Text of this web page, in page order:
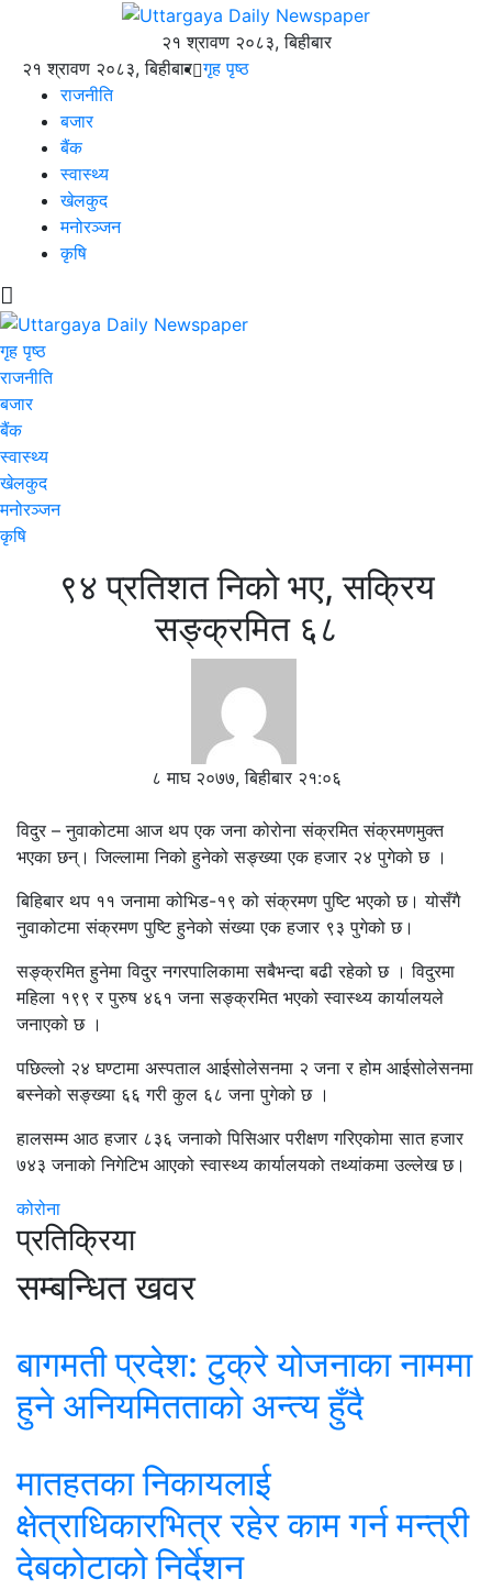
२१ श्रावण २०८३, बिहीबार
२१ श्रावण २०८३, बिहीबार गृह पृष्ठ
राजनीति
बजार
बैंक
स्वास्थ्य
खेलकुद
मनोरञ्जन
कृषि
गृह पृष्ठ
राजनीति
बजार
बैंक
स्वास्थ्य
खेलकुद
मनोरञ्जन
कृषि
९४ प्रतिशत निको भए, सक्रिय
सङ्क्रमित ६८
८ माघ २०७७, बिहीबार २१:०६
विदुर – नुवाकोटमा आज थप एक जना कोरोना संक्रमित संक्रमणमुक्त
भएका छन्। जिल्लामा निको हुनेको सङ्ख्या एक हजार २४ पुगेको छ ।
बिहिबार थप ११ जनामा कोभिड-१९ को संक्रमण पुष्टि भएको छ। योसँगै
नुवाकोटमा संक्रमण पुष्टि हुनेको संख्या एक हजार ९३ पुगेको छ।
सङ्क्रमित हुनेमा विदुर नगरपालिकामा सबैभन्दा बढी रहेको छ । विदुरमा
महिला १९९ र पुरुष ४६१ जना सङ्क्रमित भएको स्वास्थ्य कार्यालयले
जनाएको छ ।
पछिल्लो २४ घण्टामा अस्पताल आईसोलेसनमा २ जना र होम आईसोलेसनमा
बस्नेको सङ्ख्या ६६ गरी कुल ६८ जना पुगेको छ ।
हालसम्म आठ हजार ८३६ जनाको पिसिआर परीक्षण गरिएकोमा सात हजार
७४३ जनाको निगेटिभ आएको स्वास्थ्य कार्यालयको तथ्यांकमा उल्लेख छ।
कोरोना
प्रतिक्रिया
सम्बन्धित खवर
बागमती प्रदेश: टुक्रे योजनाका नाममा
हुने अनियमितताको अन्त्य हुँदै
मातहतका निकायलाई
क्षेत्राधिकारभित्र रहेर काम गर्न मन्त्री
देबकोटाको निर्देशन